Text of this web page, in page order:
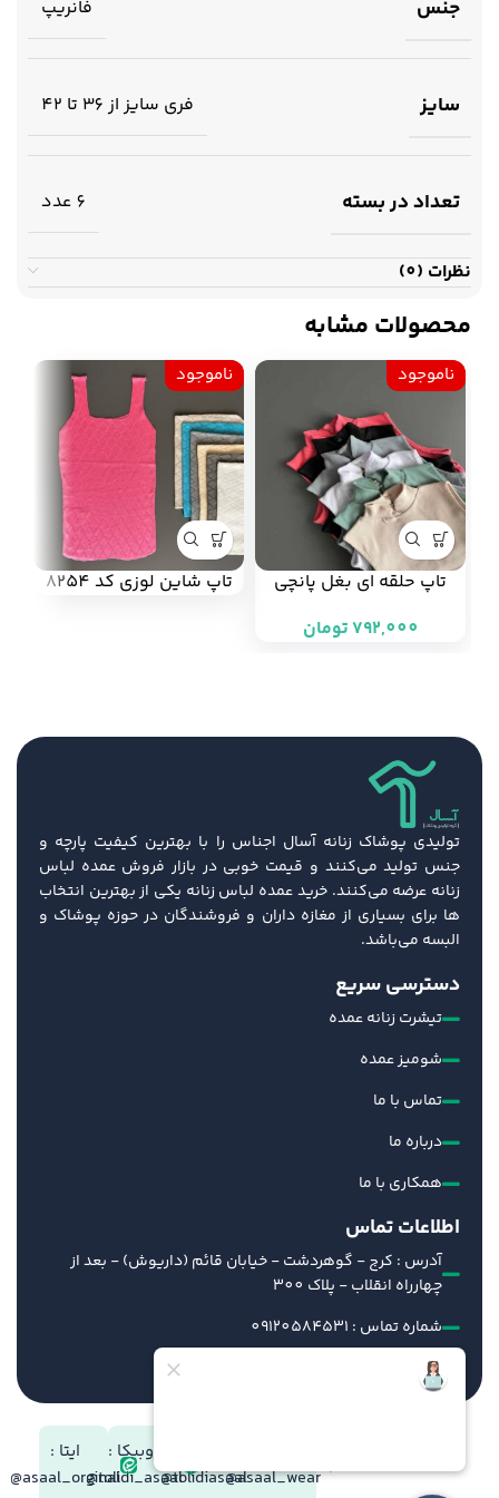
جنس فانریپ
سایز فری سایز از 36 تا 42
تعداد در بسته 6 عدد
نظرات (0)
محصولات مشابه
ناموجود
تاپ حلقه ای بغل پانچی
(هر عدد 132/000 تومان)
تومان
ناموجود
تاپ شاین لوزی کد 8254
تولیدی پوشاک زنانه آسال اجناس را با بهترین کیفیت پارچه و
جنس تولید می‌کنند و قیمت خوبی در بازار فروش عمده لباس
زنانه عرضه می‌کنند. خرید عمده لباس زنانه یکی از بهترین انتخاب
ها برای بسیاری از مغازه داران و فروشندگان در حوزه پوشاک و
البسه می‌باشد.
دسترسی سریع
تیشرت زنانه عمده
شومیز عمده
تماس با ما
درباره ما
همکاری با ما
اطلاعات تماس
آدرس : کرج - گوهردشت - خیابان قائم (داریوش) - بعد از
چهارراه انقلاب - پلاک 300
شماره تماس : 09120584531
ایمیل : info@tolidiasal.com
asaal_wear@
tolidiasaal@
روبیکا :
tolidi_asaal@
ایتا :
asaal_orginal@